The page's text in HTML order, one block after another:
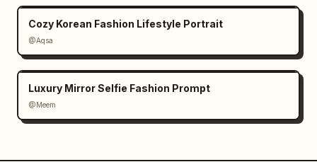
Cozy Korean Fashion Lifestyle Portrait
@Aqsa
Luxury Mirror Selfie Fashion Prompt
@Meem